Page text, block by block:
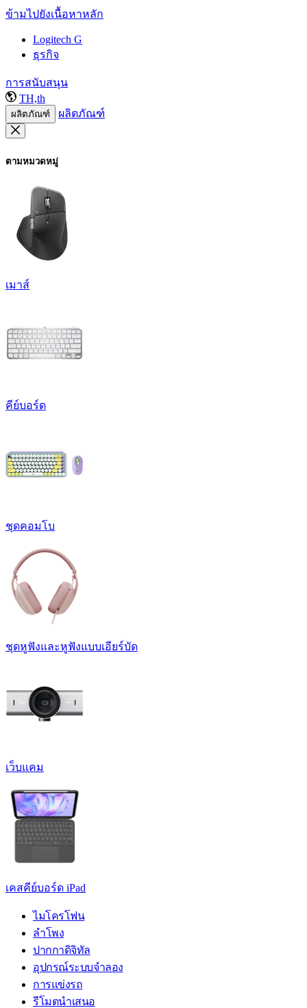
ข้ามไปยังเนื้อหาหลัก
Logitech G
ธุรกิจ
การสนับสนุน
TH,th
ผลิตภัณฑ์ ผลิตภัณฑ์
ตามหมวดหมู่
เมาส์
คีย์บอร์ด
ชุดคอมโบ
ชุดหูฟังและหูฟังแบบเอียร์บัด
เว็บแคม
เคสคีย์บอร์ด iPad
ไมโครโฟน
ลำโพง
ปากกาดิจิทัล
อุปกรณ์ระบบจำลอง
การแข่งรถ
รีโมตนำเสนอ